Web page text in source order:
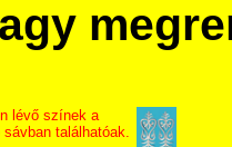
lévő színek a
sávban találhatóak.